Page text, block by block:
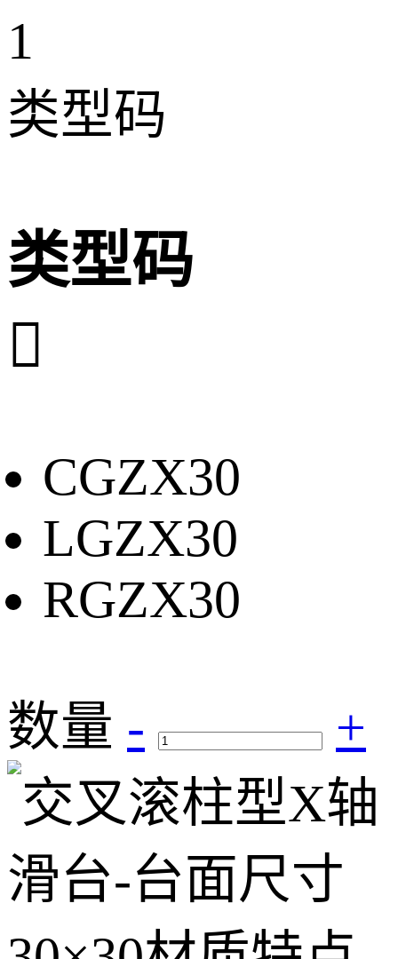
1
类型码
类型码

CGZX30
LGZX30
RGZX30
数量 - +